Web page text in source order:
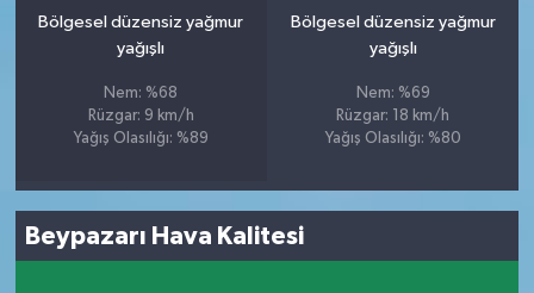
Bölgesel düzensiz yağmur
yağışlı
Nem: %68
Rüzgar: 9 km/h
Yağış Olasılığı: %89
Bölgesel düzensiz yağmur
yağışlı
Nem: %69
Rüzgar: 18 km/h
Yağış Olasılığı: %80
Beypazarı Hava Kalitesi